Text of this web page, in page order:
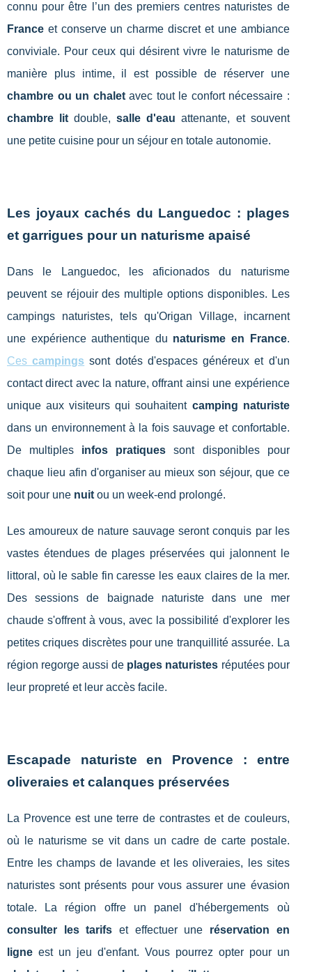
connu pour être l’un des premiers centres naturistes de
France et conserve un charme discret et une ambiance
conviviale. Pour ceux qui désirent vivre le naturisme de
manière plus intime, il est possible de réserver une
chambre ou un chaletavec tout le confort nécessaire :
chambre lit double,salle d'eau attenante, et souvent
une petite cuisine pour un séjour en totale autonomie.
Les joyaux cachés du Languedoc : plages
et garrigues pour un naturisme apaisé
Dans le Languedoc, les aficionados du naturisme
peuvent se réjouir des multiple options disponibles. Les
campings naturistes, tels qu'Origan Village, incarnent
une expérience authentique du naturisme en France.
Cescampings sont dotés d'espaces généreux et d'un
contact direct avec la nature, offrant ainsi une expérience
unique aux visiteurs qui souhaitent camping naturiste
dans un environnement à la fois sauvage et confortable.
De multiples infos pratiques sont disponibles pour
chaque lieu afin d'organiser au mieux son séjour, que ce
soit pour une nuit ou un week-end prolongé.
Les amoureux de nature sauvage seront conquis par les
vastes étendues de plages préservées qui jalonnent le
littoral, où le sable fin caresse les eaux claires de la mer.
Des sessions de baignade naturiste dans une mer
chaude s'offrent à vous, avec la possibilité d'explorer les
petites criques discrètes pour une tranquillité assurée. La
région regorge aussi de plages naturistes réputées pour
leur propreté et leur accès facile.
Escapade naturiste en Provence : entre
oliveraies et calanques préservées
La Provence est une terre de contrastes et de couleurs,
où le naturisme se vit dans un cadre de carte postale.
Entre les champs de lavande et les oliveraies, les sites
naturistes sont présents pour vous assurer une évasion
totale. La région offre un panel d'hébergements où
consulter les tarifs et effectuer une réservation en
ligne est un jeu d'enfant. Vous pourrez opter pour un